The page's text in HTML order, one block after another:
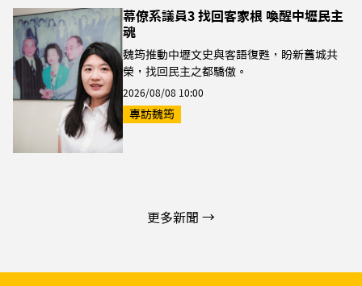
幕僚系議員3 找回客家根 喚醒中壢民主
魂
魏筠推動中壢文史與客語復甦，盼新舊城共
榮，找回民主之都驕傲。
2026/08/08 10:00
專訪魏筠
更多新聞 →